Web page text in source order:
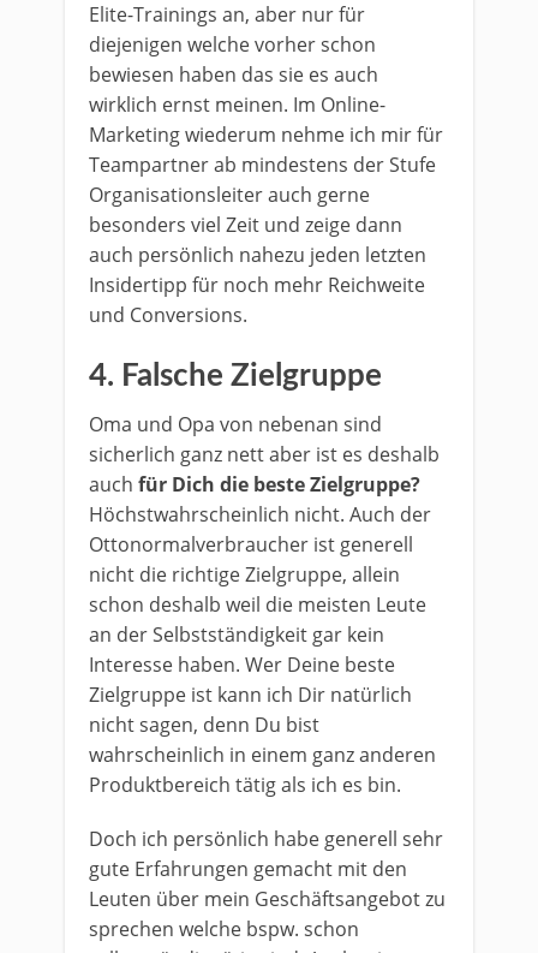
Elite-Trainings an, aber nur für
diejenigen welche vorher schon
bewiesen haben das sie es auch
wirklich ernst meinen. Im Online-
Marketing wiederum nehme ich mir für
Teampartner ab mindestens der Stufe
Organisationsleiter auch gerne
besonders viel Zeit und zeige dann
auch persönlich nahezu jeden letzten
Insidertipp für noch mehr Reichweite
und Conversions.
4. Falsche Zielgruppe
Oma und Opa von nebenan sind
sicherlich ganz nett aber ist es deshalb
auch für Dich die beste Zielgruppe?
Höchstwahrscheinlich nicht. Auch der
Ottonormalverbraucher ist generell
nicht die richtige Zielgruppe, allein
schon deshalb weil die meisten Leute
an der Selbstständigkeit gar kein
Interesse haben. Wer Deine beste
Zielgruppe ist kann ich Dir natürlich
nicht sagen, denn Du bist
wahrscheinlich in einem ganz anderen
Produktbereich tätig als ich es bin.
Doch ich persönlich habe generell sehr
gute Erfahrungen gemacht mit den
Leuten über mein Geschäftsangebot zu
sprechen welche bspw. schon